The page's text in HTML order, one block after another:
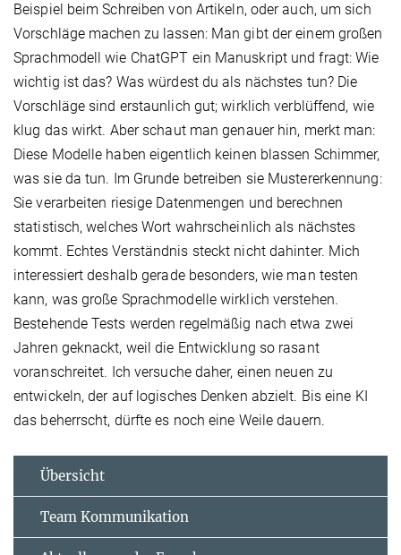
Beispiel beim Schreiben von Artikeln, oder auch, um sich
Vorschläge machen zu lassen: Man gibt der einem großen
Sprachmodell wie ChatGPT ein Manuskript und fragt: Wie
wichtig ist das? Was würdest du als nächstes tun? Die
Vorschläge sind erstaunlich gut; wirklich verblüffend, wie
klug das wirkt. Aber schaut man genauer hin, merkt man:
Diese Modelle haben eigentlich keinen blassen Schimmer,
was sie da tun. Im Grunde betreiben sie Mustererkennung:
Sie verarbeiten riesige Datenmengen und berechnen
statistisch, welches Wort wahrscheinlich als nächstes
kommt. Echtes Verständnis steckt nicht dahinter. Mich
interessiert deshalb gerade besonders, wie man testen
kann, was große Sprachmodelle wirklich verstehen.
Bestehende Tests werden regelmäßig nach etwa zwei
Jahren geknackt, weil die Entwicklung so rasant
voranschreitet. Ich versuche daher, einen neuen zu
entwickeln, der auf logisches Denken abzielt. Bis eine KI
das beherrscht, dürfte es noch eine Weile dauern.
Übersicht
Team Kommunikation